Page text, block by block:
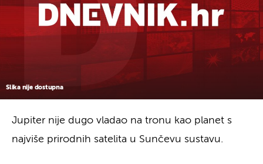
Slika nije dostupna
Jupiter nije dugo vladao na tronu kao planet s
najviše prirodnih satelita u Sunčevu sustavu.